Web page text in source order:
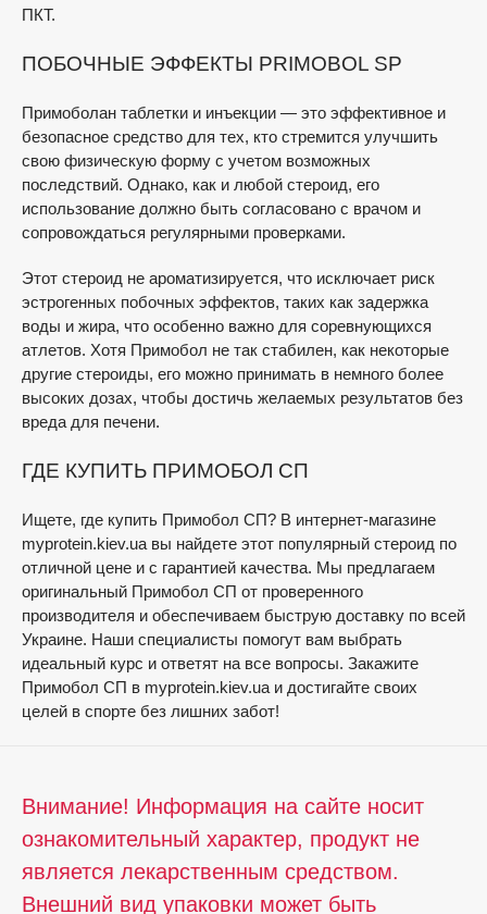
ПКТ.
ПОБОЧНЫЕ ЭФФЕКТЫ PRIMOBOL SP
Примоболан таблетки и инъекции — это эффективное и
безопасное средство для тех, кто стремится улучшить
свою физическую форму с учетом возможных
последствий. Однако, как и любой стероид, его
использование должно быть согласовано с врачом и
сопровождаться регулярными проверками.
Этот стероид не ароматизируется, что исключает риск
эстрогенных побочных эффектов, таких как задержка
воды и жира, что особенно важно для соревнующихся
атлетов. Хотя Примобол не так стабилен, как некоторые
другие стероиды, его можно принимать в немного более
высоких дозах, чтобы достичь желаемых результатов без
вреда для печени.
ГДЕ КУПИТЬ ПРИМОБОЛ СП
Ищете, где купить Примобол СП? В интернет-магазине
myprotein.kiev.ua вы найдете этот популярный стероид по
отличной цене и с гарантией качества. Мы предлагаем
оригинальный Примобол СП от проверенного
производителя и обеспечиваем быструю доставку по всей
Украине. Наши специалисты помогут вам выбрать
идеальный курс и ответят на все вопросы. Закажите
Примобол СП в myprotein.kiev.ua и достигайте своих
целей в спорте без лишних забот!
Внимание! Информация на сайте носит
ознакомительный характер, продукт не
является лекарственным средством.
Внешний вид упаковки может быть